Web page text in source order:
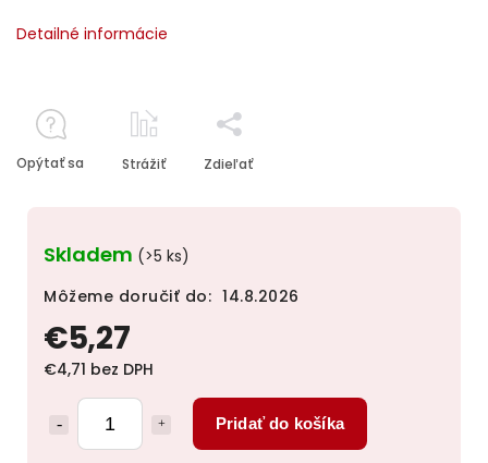
€5,27
€4,71 bez DPH
Pridať do košíka
Skladem (>5 ks)
Môžeme doručiť do: 14.8.2026
Detailné informácie
Opýtať sa Strážiť Zdieľať